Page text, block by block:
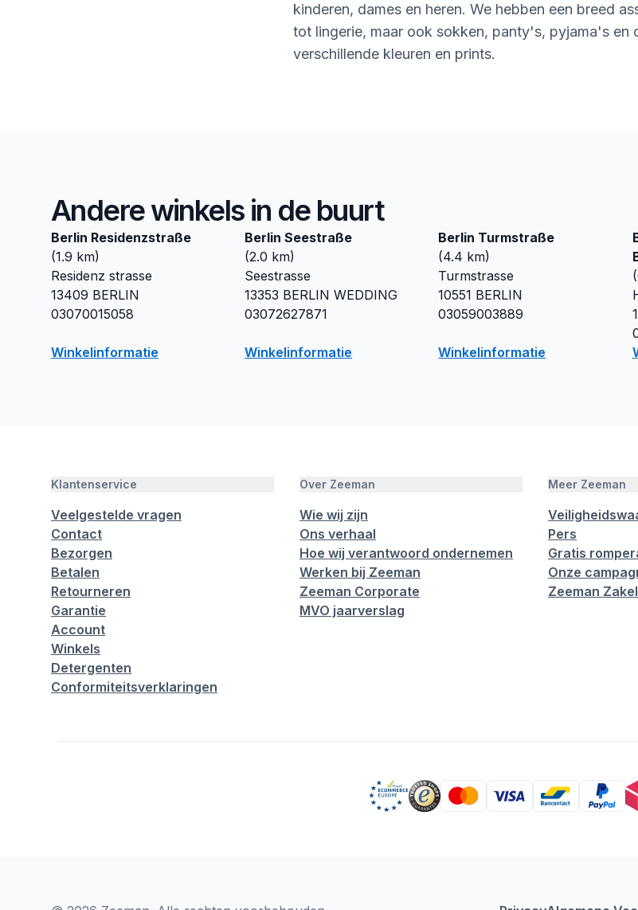
kinderen, dames en heren. We hebben een breed
tot lingerie, maar ook sokken, panty's, pyjama's en
verschillende kleuren en prints.
Andere winkels in de buurt
Berlin Residenzstraße
(1.9 km)
Residenz strasse
13409 BERLIN
03070015058
Winkelinformatie
Berlin Seestraße
(2.0 km)
Seestrasse
13353 BERLIN WEDDING
03072627871
Winkelinformatie
Berlin Turmstraße
(4.4 km)
Turmstrasse
10551 BERLIN
03059003889
Winkelinformatie
(
Klantenservice
Veelgestelde vragen
Contact
Bezorgen
Betalen
Retourneren
Garantie
Account
Winkels
Detergenten
Conformiteitsverklaringen
Over Zeeman
Wie wij zijn
Ons verhaal
Hoe wij verantwoord ondernemen
Werken bij Zeeman
Zeeman Corporate
MVO jaarverslag
Meer Zeeman
Pers
Gratis
Onze
Zeeman